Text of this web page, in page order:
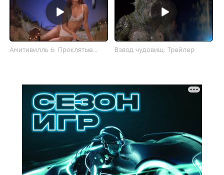
Амитивилль 6: Проклятые
Взвод чудовищ: Трейлер